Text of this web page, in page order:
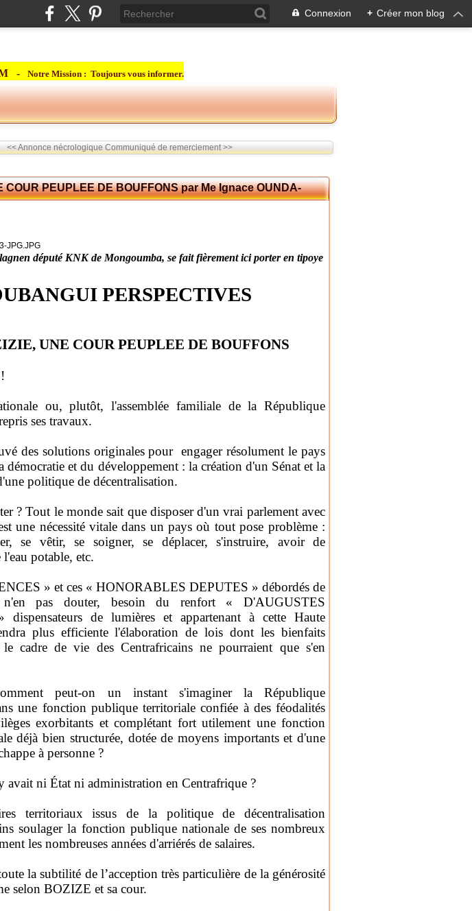
Connexion + Créer mon blog
- Notre Mission : Toujours vous informer.
<< Annonce nécrologique Communiqué de remerciement >>
COUR PEUPLEE DE BOUFFONS par Me Ignace OUNDA-
député KNK de Mongoumba, se fait fièrement ici porter en tipoye
PERSPECTIVES
UNE COUR PEUPLEE DE BOUFFONS
ou, plutôt, l'assemblée familiale de la République
ses travaux.
des solutions originales pour engager résolument le pays
démocratie et du développement : la création d'un Sénat et la
politique de décentralisation.
? Tout le monde sait que disposer d'un vrai parlement avec
une nécessité vitale dans un pays où tout pose problème :
se vêtir, se soigner, se déplacer, s'instruire, avoir de
potable, etc.
» et ces « HONORABLES DEPUTES » débordés de
pas douter, besoin du renfort « D'AUGUSTES
dispensateurs de lumières et appartenant à cette Haute
plus efficiente l'élaboration de lois dont les bienfaits
le cadre de vie des Centrafricains ne pourraient que s'en
peut-on un instant s'imaginer la République
une fonction publique territoriale confiée à des féodalités
exorbitants et complétant fort utilement une fonction
déjà bien structurée, dotée de moyens importants et d'une
à personne ?
avait ni État ni administration en Centrafrique ?
territoriaux issus de la politique de décentralisation
soulager la fonction publique nationale de ses nombreux
les nombreuses années d'arriérés de salaires.
la subtilité de l’acception très particulière de la générosité
selon BOZIZE et sa cour.